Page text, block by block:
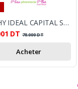
VICHY IDEAL CAPITAL SOLEIL SOIN ANTI TACHE 3EN1 SPF50+ 50ML
DT 78.000DT
Acheter